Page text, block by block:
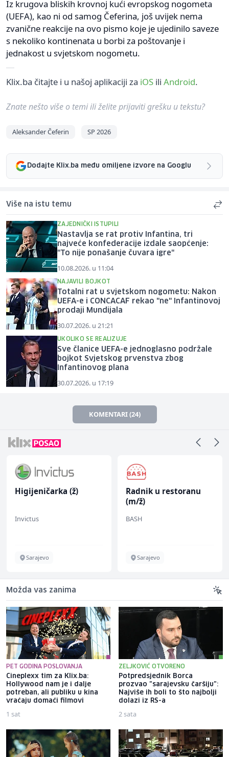
Iz krugova bliskih krovnoj kući evropskog nogometa
(UEFA), kao ni od samog Čeferina, još uvijek nema
zvanične reakcije na ovo pismo koje je ujedinilo saveze
s nekoliko kontinenata u borbi za poštovanje i
jednakost u svjetskom nogometu.
Klix.ba čitajte i u našoj aplikaciji za iOS ili Android.
Znate nešto više o temi ili želite prijaviti grešku u tekstu?
Aleksander Čeferin SP 2026
Dodajte Klix.ba među omiljene izvore na Googlu
Više na istu temu
ZAJEDNIČKI ISTUPILI
Nastavlja se rat protiv Infantina, tri
najveće konfederacije izdale saopćenje:
"To nije ponašanje čuvara igre"
10.08.2026. u 11:04
NAJAVILI BOJKOT
Totalni rat u svjetskom nogometu: Nakon
UEFA-e i CONCACAF rekao "ne" Infantinovoj
prodaji Mundijala
30.07.2026. u 21:21
UKOLIKO SE REALIZUJE
Sve članice UEFA-e jednoglasno podržale
bojkot Svjetskog prvenstva zbog
Infantinovog plana
30.07.2026. u 17:19
KOMENTARI (24)
Higijeničarka (ž)
Invictus
Sarajevo
Radnik u restoranu
(m/ž)
BASH
Sarajevo
Možda vas zanima
PET GODINA POSLOVANJA
Cineplexx tim za Klix.ba:
Hollywood nam je i dalje
potreban, ali publiku u kina
vraćaju domaći filmovi
1 sat
ZELJKOVIĆ OTVORENO
Potpredsjednik Borca
prozvao "sarajevsku čaršiju":
Najviše ih boli to što najbolji
dolazi iz RS-a
2 sata